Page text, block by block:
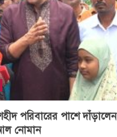
পরিবারের পাশে দাঁড়ালেন
নোমান